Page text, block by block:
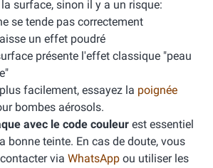
surface, sinon il y a un risque:
se tende pas correctement
un effet poudré
présente l'effet classique "peau
facilement, essayez la poignée
bombes aérosols.
avec le code couleur est essentiel
bonne teinte. En cas de doute, vous
via WhatsApp ou utiliser les